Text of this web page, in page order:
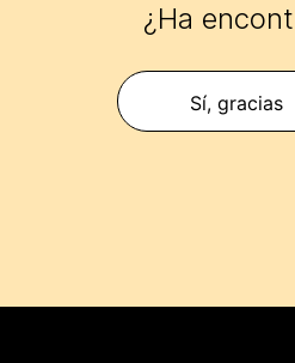
¿Ha
Sí, gracias